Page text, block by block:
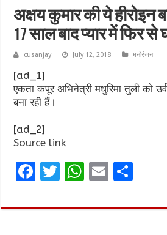
अक्षय कुमार की ये हीरोइन
17 साल बाद प्यार में फिर से
cusanjay July 12, 2018 मनोरंजन
[ad_1]
एकता कपूर अभिनेत्री मधुरिमा तुली को
बना रही हैं।
[ad_2]
Source link
F
ce
T
it
W
at
E
ai ar